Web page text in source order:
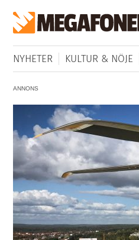
NYHETER KULTUR & NÖJE
ANNONS